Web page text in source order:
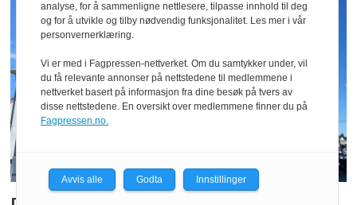
analyse, for å sammenligne nettlesere, tilpasse innhold til deg
og for å utvikle og tilby nødvendig funksjonalitet. Les mer i vår
personvernerklæring.
Vi er med i Fagpressen-nettverket. Om du samtykker under, vil
du få relevante annonser på nettstedene til medlemmene i
nettverket basert på informasjon fra dine besøk på tvers av
disse nettstedene. En oversikt over medlemmene finner du på
Fagpressen.no.
Avvis alle Godta Innstillinger